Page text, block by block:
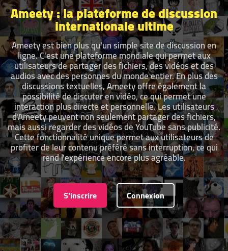
Ameety : la plateforme de discussion
internationale ultime
Ameety est bien plus qu'un simple site de discussion en
ligne. C'est une plateforme mondiale qui permet aux
utilisateurs de partager des fichiers, des vidéos et des
audios avec des personnes du monde entier. En plus des
discussions textuelles, Ameety offre également la
possibilité de discuter en vidéo, ce qui permet une
interaction plus directe et personnelle. Les utilisateurs
d'Ameety peuvent non seulement partager des fichiers,
mais aussi regarder des vidéos de YouTube sans publicité.
Cette fonctionnalité unique permet aux utilisateurs de
profiter de leur contenu préféré sans interruption, ce qui
rend l'expérience encore plus agréable.
S'inscrire Connexion